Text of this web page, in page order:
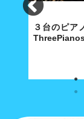
３台のピア
歴史都市・尾